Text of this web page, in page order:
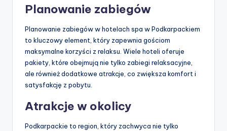
Planowanie zabiegów
Planowanie zabiegów w hotelach spa w Podkarpackiem
to kluczowy element, który zapewnia gościom
maksymalne korzyści z relaksu. Wiele hoteli oferuje
pakiety, które obejmują nie tylko zabiegi relaksacyjne,
ale również dodatkowe atrakcje, co zwiększa komfort i
satysfakcję z pobytu.
Atrakcje w okolicy
Podkarpackie to region, który zachwyca nie tylko